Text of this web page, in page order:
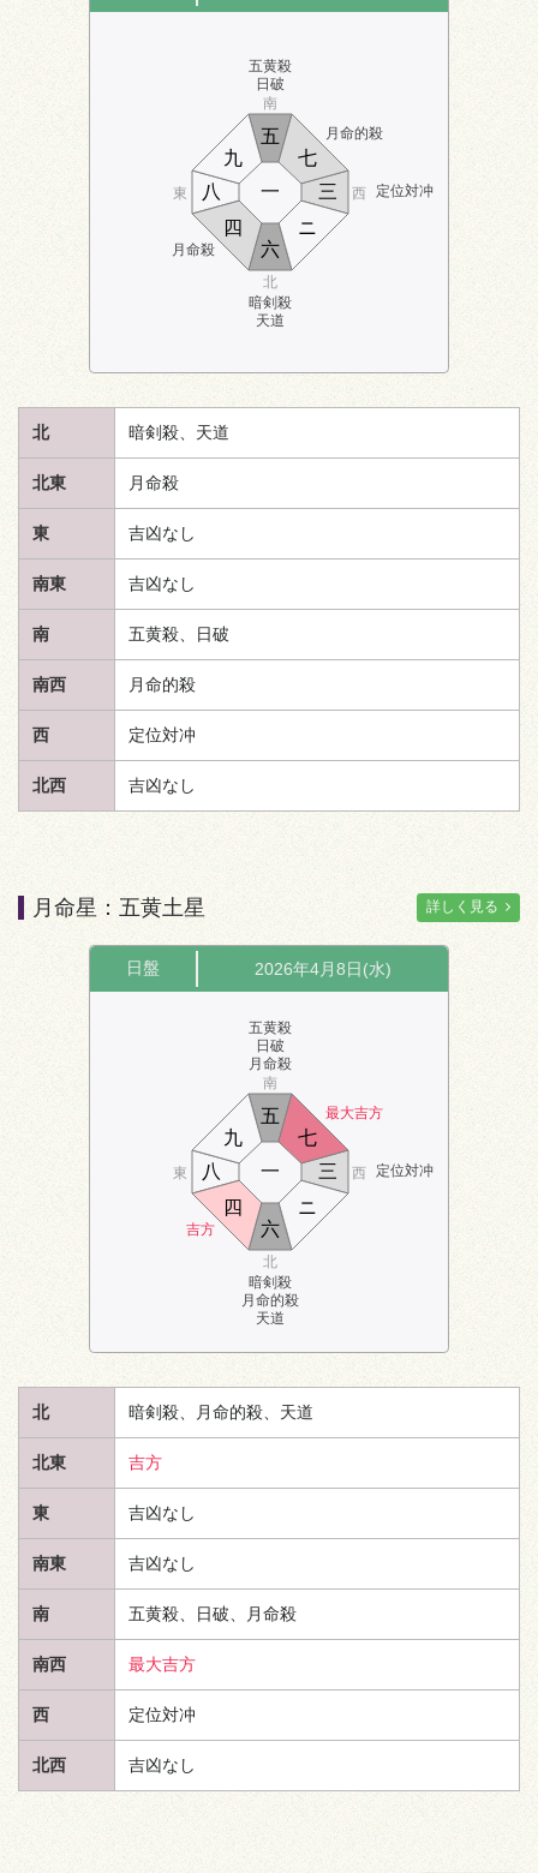
五黄殺
日破
月命的殺
定位対冲
月命殺
暗剣殺
天道
南
北
東 西
六
七
八
九
一
ニ
三
四
五
北 暗剣殺、 天道
北東 月命殺
東 吉凶なし
南東 吉凶なし
南 五黄殺、日破
南西 月命的殺
西 定位対冲
北西 吉凶なし
月命星：五黄土星 詳しく見る
日盤 2026年4月8日(水)
五黄殺
日破
月命殺
最大吉方
定位対冲
吉方
暗剣殺
月命的殺
天道
南
北
東 西
六
七
八
九
一
ニ
三
四
五
北 暗剣殺、月命的殺、 天道
北東 吉方
東 吉凶なし
南東 吉凶なし
南 五黄殺、日破、月命殺
南西 最大吉方
西 定位対冲
北西 吉凶なし